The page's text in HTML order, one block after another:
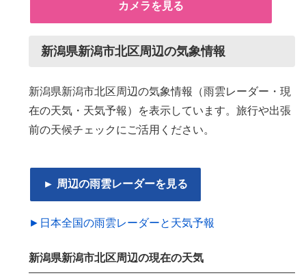
カメラを見る
新潟県新潟市北区周辺の気象情報
新潟県新潟市北区周辺の気象情報（雨雲レーダー・現
在の天気・天気予報）を表示しています。旅行や出張
前の天候チェックにご活用ください。
► 周辺の雨雲レーダーを見る
►日本全国の雨雲レーダーと天気予報
新潟県新潟市北区周辺の現在の天気